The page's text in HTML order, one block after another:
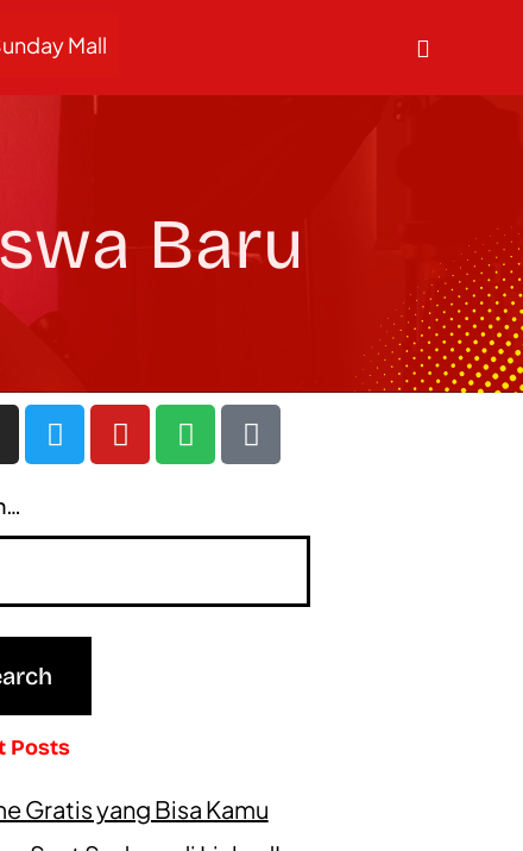
Mall
Baru
Posts
Gratis yang Bisa Kamu